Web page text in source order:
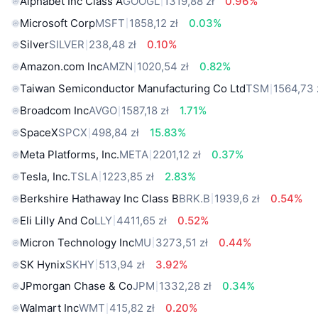
Microsoft CorpMSFT 1858,12 zł
0.03%
SilverSILVER 238,48 zł
0.10%
Amazon.com IncAMZN 1020,54 zł
0.82%
Taiwan Semiconductor Manufacturing Co LtdTSM 1564,73
Broadcom IncAVGO 1587,18 zł
1.71%
SpaceXSPCX 498,84 zł
15.83%
Meta Platforms, Inc.META 2201,12 zł
0.37%
Tesla, Inc.TSLA 1223,85 zł
2.83%
Berkshire Hathaway Inc Class BBRK.B 1939,6 zł
0.54%
Eli Lilly And CoLLY 4411,65 zł
0.52%
Micron Technology IncMU 3273,51 zł
0.44%
SK HynixSKHY 513,94 zł
3.92%
JPmorgan Chase & CoJPM 1332,28 zł
0.34%
Walmart IncWMT 415,82 zł 0.20%